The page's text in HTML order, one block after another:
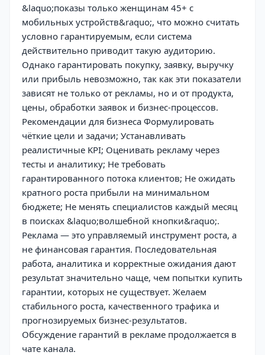
&laquo;показы только женщинам 45+ с
мобильных устройств&raquo;, что можно считать
условно гарантируемым, если система
действительно приводит такую аудиторию.
Однако гарантировать покупку, заявку, выручку
или прибыль невозможно, так как эти показатели
зависят не только от рекламы, но и от продукта,
цены, обработки заявок и бизнес-процессов.
Рекомендации для бизнеса Формулировать
чёткие цели и задачи; Устанавливать
реалистичные KPI; Оценивать рекламу через
тесты и аналитику; Не требовать
гарантированного потока клиентов; Не ожидать
кратного роста прибыли на минимальном
бюджете; Не менять специалистов каждый месяц
в поисках &laquo;волшебной кнопки&raquo;.
Реклама — это управляемый инструмент роста, а
не финансовая гарантия. Последовательная
работа, аналитика и корректные ожидания дают
результат значительно чаще, чем попытки купить
гарантии, которых не существует. Желаем
стабильного роста, качественного трафика и
прогнозируемых бизнес-результатов.
Обсуждение гарантий в рекламе продолжается в
чате канала.